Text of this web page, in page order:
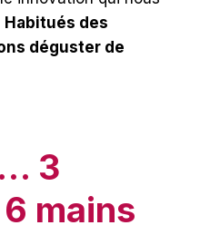
Habitués des
déguster de
3
mains